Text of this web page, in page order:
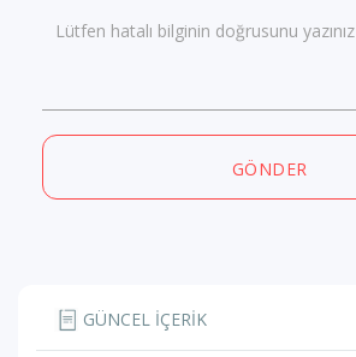
Lütfen hatalı bilginin doğrusunu yazınız
GÖNDER
GÜNCEL İÇERİK